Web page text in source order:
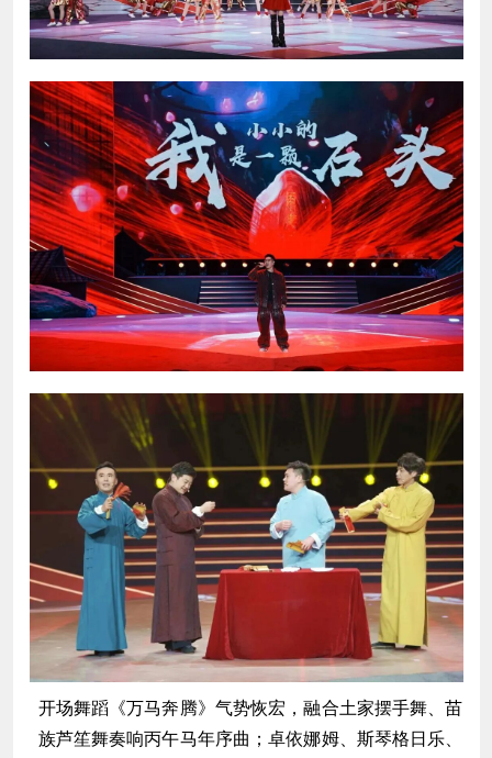
开场舞蹈《万马奔腾》气势恢宏，融合土家摆手舞、苗
族芦笙舞奏响丙午马年序曲；卓依娜姆、斯琴格日乐、